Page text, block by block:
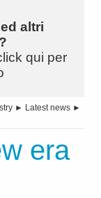
altri
qui per
► Latest news ►
era